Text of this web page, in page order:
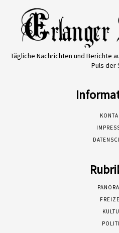
Tägliche Nachrichten und Berichte
Puls der